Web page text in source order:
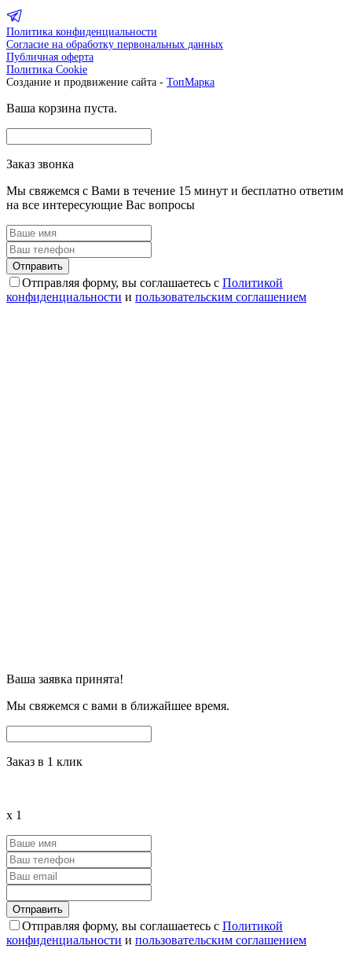
Политика конфиденциальности
Согласие на обработку первональных данных
Публичная оферта
Политика Cookie
Создание и продвижение сайта - ТопМарка
Ваша корзина пуста.
Заказ звонка
Мы свяжемся с Вами в течение 15 минут и бесплатно ответим
на все интересующие Вас вопросы
Отправляя форму, вы соглашаетесь с Политикой
конфиденциальности и пользовательским соглашением
Ваша заявка принята!
Мы свяжемся с вами в ближайшее время.
Заказ в 1 клик
x 1
Отправляя форму, вы соглашаетесь с Политикой
конфиденциальности и пользовательским соглашением